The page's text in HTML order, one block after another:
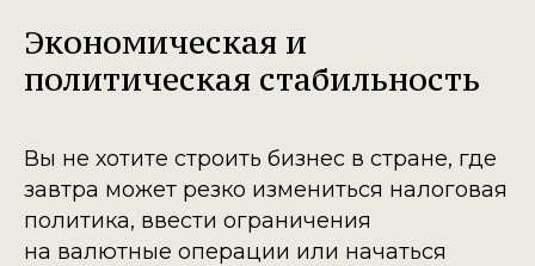
Экономическая и
политическая стабильность
Вы не хотите строить бизнес в стране, где
завтра может резко измениться налоговая
политика, ввести ограничения
на валютные операции или начаться